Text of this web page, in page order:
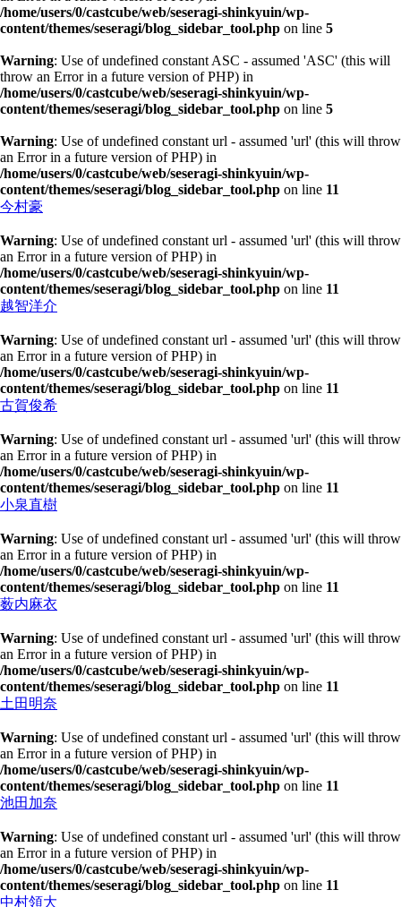
/home/users/0/castcube/web/seseragi-shinkyuin/wp-
content/themes/seseragi/blog_sidebar_tool.php on line 5
Warning: Use of undefined constant ASC - assumed 'ASC' (this will
throw an Error in a future version of PHP) in
/home/users/0/castcube/web/seseragi-shinkyuin/wp-
content/themes/seseragi/blog_sidebar_tool.php on line 5
Warning: Use of undefined constant url - assumed 'url' (this will throw
an Error in a future version of PHP) in
/home/users/0/castcube/web/seseragi-shinkyuin/wp-
content/themes/seseragi/blog_sidebar_tool.php on line 11
今村豪
Warning: Use of undefined constant url - assumed 'url' (this will throw
an Error in a future version of PHP) in
/home/users/0/castcube/web/seseragi-shinkyuin/wp-
content/themes/seseragi/blog_sidebar_tool.php on line 11
越智洋介
Warning: Use of undefined constant url - assumed 'url' (this will throw
an Error in a future version of PHP) in
/home/users/0/castcube/web/seseragi-shinkyuin/wp-
content/themes/seseragi/blog_sidebar_tool.php on line 11
古賀俊希
Warning: Use of undefined constant url - assumed 'url' (this will throw
an Error in a future version of PHP) in
/home/users/0/castcube/web/seseragi-shinkyuin/wp-
content/themes/seseragi/blog_sidebar_tool.php on line 11
小泉直樹
Warning: Use of undefined constant url - assumed 'url' (this will throw
an Error in a future version of PHP) in
/home/users/0/castcube/web/seseragi-shinkyuin/wp-
content/themes/seseragi/blog_sidebar_tool.php on line 11
薮内麻衣
Warning: Use of undefined constant url - assumed 'url' (this will throw
an Error in a future version of PHP) in
/home/users/0/castcube/web/seseragi-shinkyuin/wp-
content/themes/seseragi/blog_sidebar_tool.php on line 11
土田明奈
Warning: Use of undefined constant url - assumed 'url' (this will throw
an Error in a future version of PHP) in
/home/users/0/castcube/web/seseragi-shinkyuin/wp-
content/themes/seseragi/blog_sidebar_tool.php on line 11
池田加奈
Warning: Use of undefined constant url - assumed 'url' (this will throw
an Error in a future version of PHP) in
/home/users/0/castcube/web/seseragi-shinkyuin/wp-
content/themes/seseragi/blog_sidebar_tool.php on line 11
中村領大